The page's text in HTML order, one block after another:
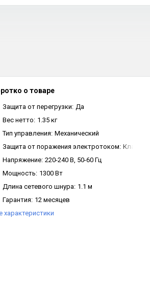
о товаре
Защита от перегрузки: Да
Вес нетто: 1.35 кг
Тип управления: Механический
Защита от поражения электротоком: Класс II
Напряжение: 220-240 В, 50-60 Гц
Мощность: 1300 Вт
Длина сетевого шнура: 1.1 м
Гарантия: 12 месяцев
Внешние размеры (ШхВхГ), мм:
Блендер, насадка-блендер,
характеристики